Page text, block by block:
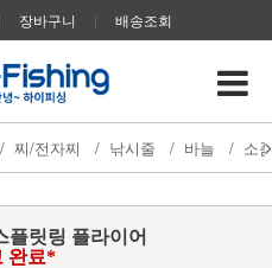
장바구니 | 배송조회
/ 찌/전자찌 / 낚시줄 / 바늘 / 소
플릿링 플라이어
완료*